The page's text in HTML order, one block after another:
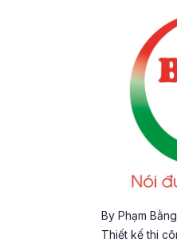
By Phạm Bằng
Thiết kế thi